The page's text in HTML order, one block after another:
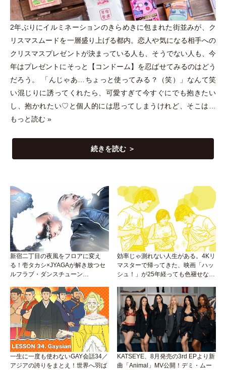
2年ぶりにイルミネーションのきらめきに包まれた街並みが、ク
リスマスムードを一層盛り上げる都内。恋人や気になる相手への
クリスマスプレゼントが決まっている人も、そうでない人も、今
年はプレゼントにそっと【コンドーム】を忍ばせてみるのはどう
だろう。
「 んじゃあ…ちょっと使ってみる？ （笑） 」 なんて笑
い混じりに誘ってくれたら、可愛すぎて今すぐにでも抱きたい
し、抱かれたい♡と個人的には思ってしまうけれど、そこは…
もっと読む »
続きを読む ＞
新宿二丁目の夜風をフロアに変え
る！壱タカシ×JYAGAが解き放つセ
ルフラブ・ダンスチューン
効率じゃ測れない人生がある。4Kリ
マスターで帰ってきた、映画「ハッ
シュ！」が25年経っても色褪せない
一生に一度も使わないGAY会話34／
アジアの誇りをまとえ！世界へ羽ば
KATSEYE、8月発売の3rd EPより新
曲「Animal」MV公開！デミ・ムー